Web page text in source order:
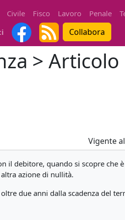
Civile Fisco Lavoro Penale
Collabora
> Articolo
Vigente al
il debitore, quando si scopre che
azione di nullità.
due anni dalla scadenza del